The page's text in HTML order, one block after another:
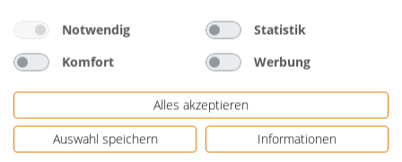
(180 g/m²)
Schirmmast: Aluminium, Kunststoff, Metall
Maße Schirmmast: Ø 5,3 cm (oben), Ø 7,7 cm (unten)
Maße aufgespannter Schirm: 296 x 296 cm (L x B)
Schirmform: eckig
Notwendig
Statistik
Komfort
Werbung
Alles akzeptieren
Auswahl speichern
Informationen